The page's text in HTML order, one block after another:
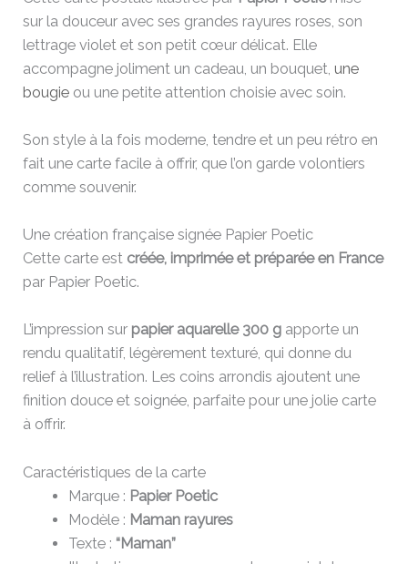
sur la douceur avec ses grandes rayures roses, son
lettrage violet et son petit cœur délicat. Elle
accompagne joliment un cadeau, un bouquet, une
bougie ou une petite attention choisie avec soin.
Son style à la fois moderne, tendre et un peu rétro en
fait une carte facile à offrir, que l’on garde volontiers
comme souvenir.
Une création française signée Papier Poetic
Cette carte est créée, imprimée et préparée en France
par Papier Poetic.
L’impression sur papier aquarelle 300 g apporte un
rendu qualitatif, légèrement texturé, qui donne du
relief à l’illustration. Les coins arrondis ajoutent une
finition douce et soignée, parfaite pour une jolie carte
à offrir.
Caractéristiques de la carte
Marque : Papier Poetic
Modèle : Maman rayures
Texte : “Maman”